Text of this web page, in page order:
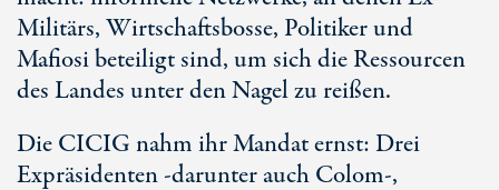
Militärs, Wirtschaftsbosse, Politiker und
Mafiosi beteiligt sind, um sich die Ressourcen
des Landes unter den Nagel zu reißen.
Die CICIG nahm ihr Mandat ernst: Drei
Expräsidenten -darunter auch Colom-,